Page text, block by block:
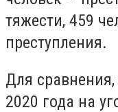
тяжести, 459
преступления.
Для
2020 года на